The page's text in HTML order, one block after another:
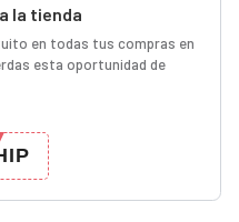
la tienda
en todas tus compras en
esta oportunidad de